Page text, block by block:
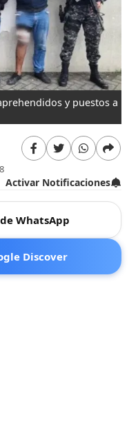
y puestos a
Activar Notificaciones
WhatsApp
Discover